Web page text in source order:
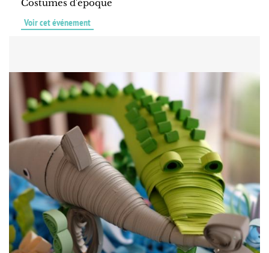
Costumes d'époque
Voir cet événement